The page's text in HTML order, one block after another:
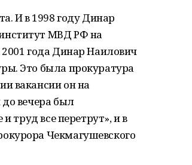
И в 1998 году Динар
МВД РФ на
года Динар Наилович
Это была прокуратура
вакансии он на
вечера был
труд все перетрут», и в
Чекмагушевского